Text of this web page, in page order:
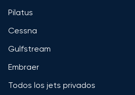
Pilatus
Cessna
Gulfstream
Embraer
Todos los jets privados